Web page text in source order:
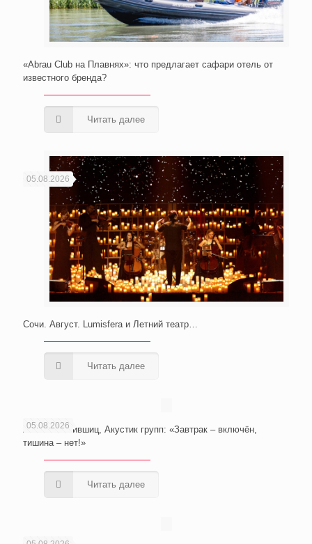
«Abrau Club на Плавнях»: что предлагает сафари отель от
известного бренда?
Читать далее
05.08.2026
Сочи. Август. Lumisfera и Летний театр…
Читать далее
05.08.2026
Анатолий Лившиц, Акустик групп: «Завтрак – включён,
тишина – нет!»
Читать далее